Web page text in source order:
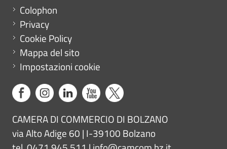
Menu footer
Colophon
Privacy
Cookie Policy
Mappa del sito
Impostazioni cookie
CAMERA DI COMMERCIO DI BOLZANO
via Alto Adige 60 | I-39100 Bolzano